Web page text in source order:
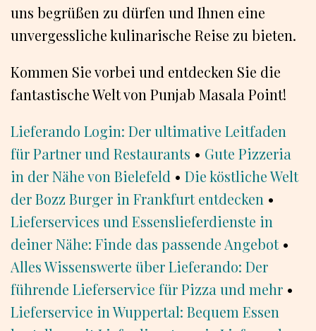
uns begrüßen zu dürfen und Ihnen eine
unvergessliche kulinarische Reise zu bieten.
Kommen Sie vorbei und entdecken Sie die
fantastische Welt von Punjab Masala Point!
Lieferando Login: Der ultimative Leitfaden
für Partner und Restaurants • Gute Pizzeria
in der Nähe von Bielefeld • Die köstliche Welt
der Bozz Burger in Frankfurt entdecken •
Lieferservices und Essenslieferdienste in
deiner Nähe: Finde das passende Angebot•
Alles Wissenswerte über Lieferando: Der
führende Lieferservice für Pizza und mehr •
Lieferservice in Wuppertal: Bequem Essen